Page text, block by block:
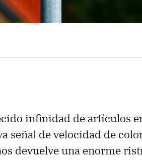
infinidad de artículos
señal de velocidad de
devuelve una enorme